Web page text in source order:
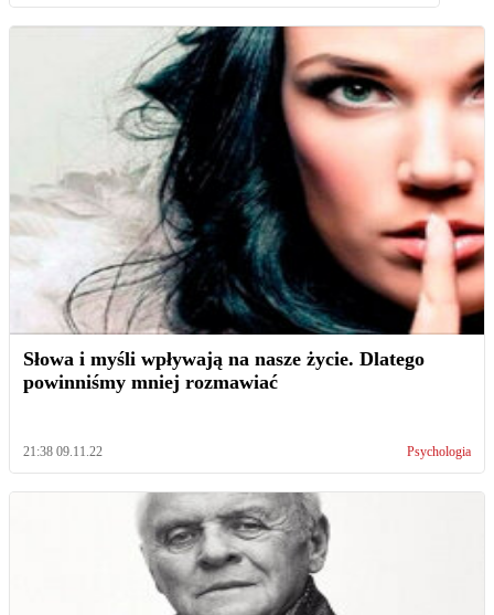
Słowa i myśli wpływają na nasze życie. Dlatego
powinniśmy mniej rozmawiać
21:38 09.11.22 Psychologia